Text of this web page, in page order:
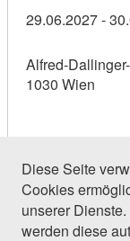
29.06.2027 -
Alfred-
1030 Wien
18 Einträge
Diese Seite
Cookies
unserer
werden diese